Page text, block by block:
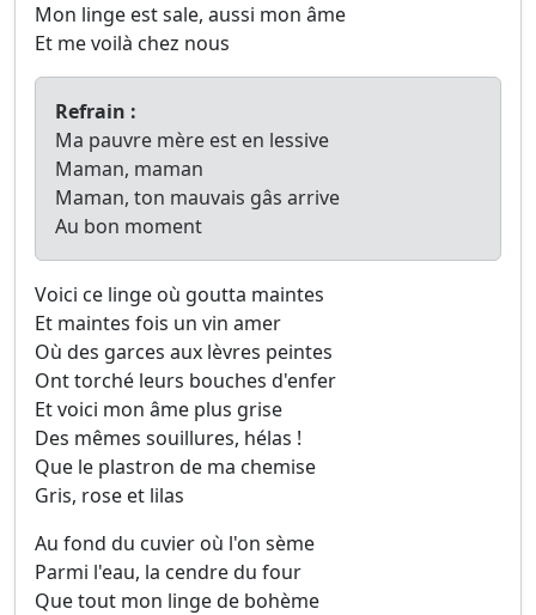
Mon linge est sale, aussi mon âme
Et me voilà chez nous
Refrain :
Ma pauvre mère est en lessive
Maman, maman
Maman, ton mauvais gâs arrive
Au bon moment
Voici ce linge où goutta maintes
Et maintes fois un vin amer
Où des garces aux lèvres peintes
Ont torché leurs bouches d'enfer
Et voici mon âme plus grise
Des mêmes souillures, hélas !
Que le plastron de ma chemise
Gris, rose et lilas
Au fond du cuvier où l'on sème
Parmi l'eau, la cendre du four
Que tout mon linge de bohème